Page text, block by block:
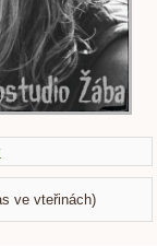
ve vteřinách)